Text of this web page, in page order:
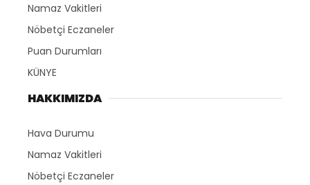
Namaz Vakitleri
Nöbetçi Eczaneler
Puan Durumları
KÜNYE
HAKKIMIZDA
Hava Durumu
Namaz Vakitleri
Nöbetçi Eczaneler